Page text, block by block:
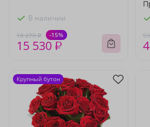
В наличии
18 270 ₽ -15%
15 530 ₽
Крупный бутон